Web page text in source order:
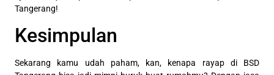
Tangerang!
Kesimpulan
Sekarang kamu udah paham, kan, kenapa rayap di BSD